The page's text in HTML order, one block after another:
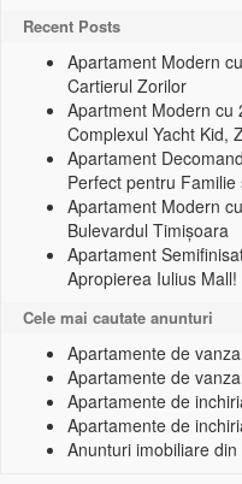
Recent Posts
Apartament Modern
Cartierul Zorilor
Apartment Modern cu
Complexul Yacht Kid,
Apartament
Perfect pentru Familie
Apartament Modern
Bulevardul Timișoara
Apartament
Apropierea Iulius Mall!
Cele mai cautate anunturi
Apartamente de
Apartamente de
Apartamente de
Apartamente de
Anunturi imobiliare